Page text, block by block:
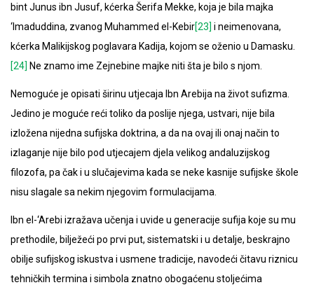
bint Junus ibn Jusuf, kćerka Šerifa Mekke, koja je bila majka
‘Imaduddina, zvanog Muhammed el-Kebir[23] i neimenovana,
kćerka Malikijskog poglavara Kadija, kojom se oženio u Damasku.
[24] Ne znamo ime Zejnebine majke niti šta je bilo s njom.
Nemoguće je opisati širinu utjecaja Ibn Arebija na život sufizma.
Jedino je moguće reći toliko da poslije njega, ustvari, nije bila
izložena nijedna sufijska doktrina, a da na ovaj ili onaj način to
izlaganje nije bilo pod utjecajem djela velikog andaluzijskog
filozofa, pa čak i u slučajevima kada se neke kasnije sufijske škole
nisu slagale sa nekim njegovim formulacijama.
Ibn el-‘Arebi izražava učenja i uvide u generacije sufija koje su mu
prethodile, bilježeći po prvi put, sistematski i u detalje, beskrajno
obilje sufijskog iskustva i usmene tradicije, navodeći čitavu riznicu
tehničkih termina i simbola znatno obogaćenu stoljećima